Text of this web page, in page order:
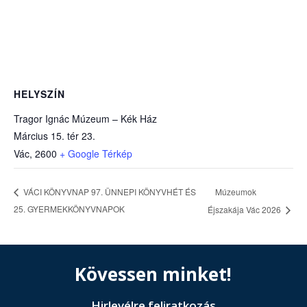
HELYSZÍN
Tragor Ignác Múzeum – Kék Ház
Március 15. tér 23.
Vác, 2600 + Google Térkép
VÁCI KÖNYVNAP 97. ÜNNEPI KÖNYVHÉT ÉS
25. GYERMEKKÖNYVNAPOK
Múzeumok
Éjszakája Vác 2026
Kövessen minket!